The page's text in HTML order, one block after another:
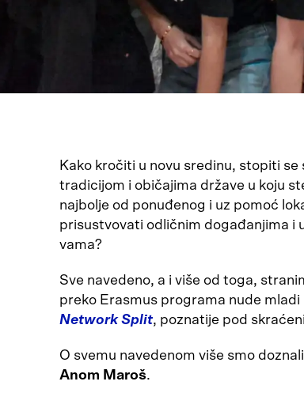
Kako kročiti u novu sredinu, stopiti
tradicijom i običajima države u koju
najbolje od ponuđenog i uz pomoć
prisustvovati odličnim događanjima i
vama?
Sve navedeno, a i više od toga,
preko Erasmus programa nude mladi
Network Split, poznatije pod
O svemu navedenom više smo
Anom Maroš.